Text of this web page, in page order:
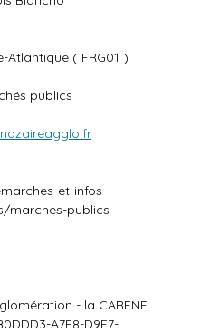
Atlantique ( FRG01 )
publics
et-infos-
marches-publics
- la CARENE
A7F8-D9F7-